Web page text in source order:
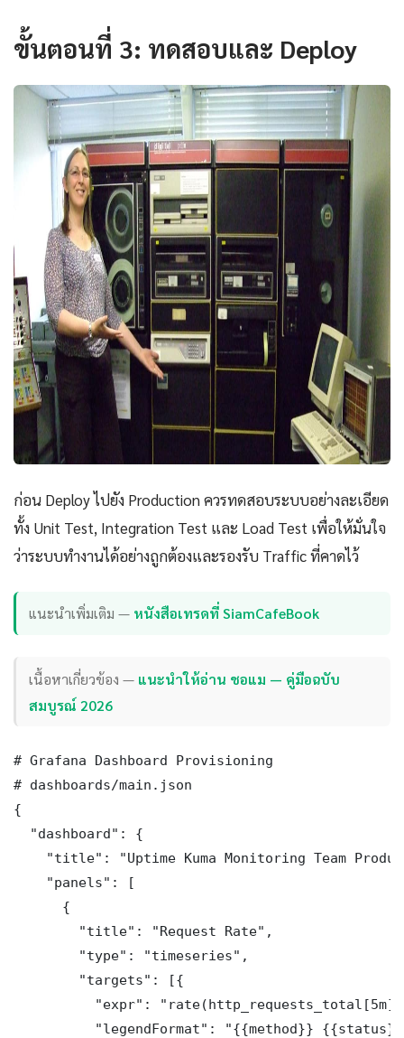
ขั้นตอนที่ 3: ทดสอบและ Deploy
ก่อน Deploy ไปยัง Production ควรทดสอบระบบอย่างละเอียด
ทั้ง Unit Test, Integration Test และ Load Test เพื่อให้มั่นใจ
ว่าระบบทำงานได้อย่างถูกต้องและรองรับ Traffic ที่คาดไว้
แนะนำเพิ่มเติม — หนังสือเทรดที่ SiamCafeBook
เนื้อหาเกี่ยวข้อง — แนะนำให้อ่าน ชอแม — คู่มือฉบับ
สมบูรณ์ 2026
# Grafana Dashboard Provisioning
# dashboards/main.json
{
  "dashboard": {
"title": "Uptime Kuma Monitoring Team
    "panels": [
      {
        "title": "Request Rate",
        "type": "timeseries",
        "targets": [{
"expr":
"legendFormat": "{{method}}